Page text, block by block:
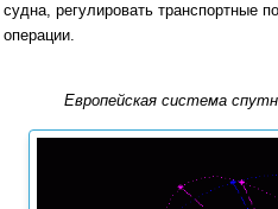
судна, регулировать транспортные
операции.
Европейская система